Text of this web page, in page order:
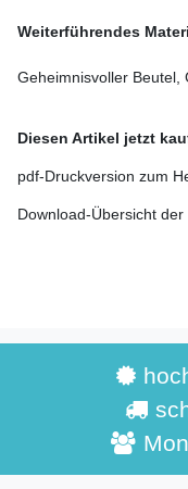
Weiterführendes
Geheimnisvoller Beutel,
Diesen Artikel jetzt
pdf-Druckversion zum
Download-Übersicht